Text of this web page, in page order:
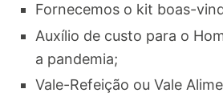
Fornecemos o kit boas-
Auxílio de custo para o
a pandemia;
Vale-Refeição ou Vale